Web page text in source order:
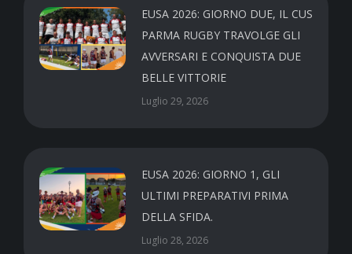
EUSA 2026: GIORNO DUE, IL CUS
PARMA RUGBY TRAVOLGE GLI
AVVERSARI E CONQUISTA DUE
BELLE VITTORIE
Luglio 29, 2026
EUSA 2026: GIORNO 1, GLI
ULTIMI PREPARATIVI PRIMA
DELLA SFIDA.
Luglio 28, 2026